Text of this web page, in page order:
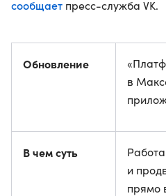
сообщает пресс-служба VK.
Обновление
в
В чем суть
и
прямо